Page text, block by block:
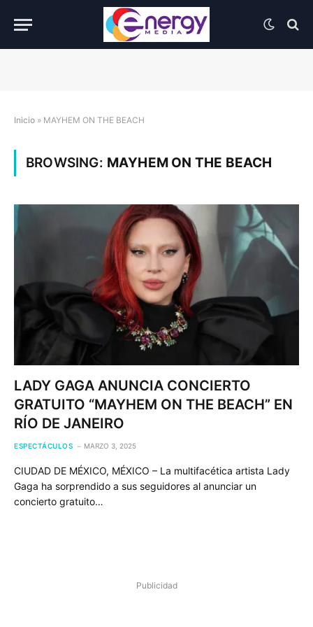
Inicio » MAYHEM ON THE BEACH
BROWSING: MAYHEM ON THE BEACH
LADY GAGA ANUNCIA CONCIERTO
GRATUITO “MAYHEM ON THE BEACH” EN
RÍO DE JANEIRO
ESPECTÁCULOS MARZO 3, 2025
CIUDAD DE MÉXICO, MÉXICO – La multifacética artista Lady
Gaga ha sorprendido a sus seguidores al anunciar un
concierto gratuito…
Publicidad